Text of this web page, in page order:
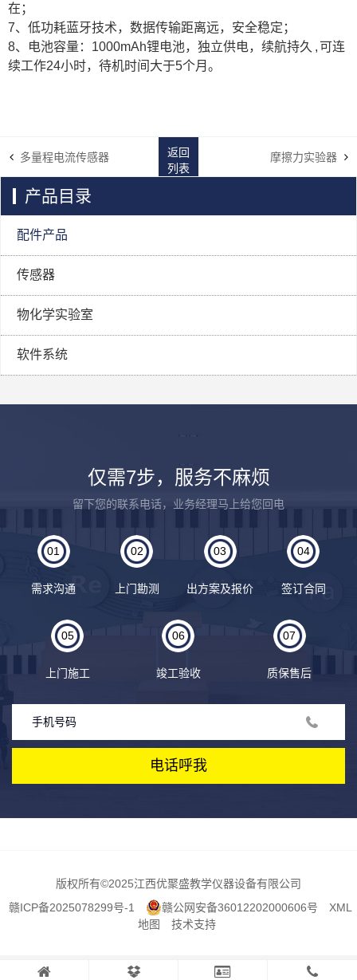
在；
7、低功耗蓝牙技术，数据传输距离远，安全稳定；
8、电池容量：1000mAh锂电池，独立供电，续航持久 , 可连
续工作24小时，待机时间大于5个月。
多量程电流传感器
返回
列表
摩擦力实验器
产品目录
配件产品
传感器
物化学实验室
软件系统
仅需7步，服务不麻烦
留下您的联系电话，业务经理马上给您回电
01
需求沟通
02
上门勘测
03
出方案及报价
04
签订合同
05
上门施工
06
竣工验收
07
质保售后
电话呼我
版权所有©2025江西优聚盛教学仪器设备有限公司
赣ICP备2025078299号-1
赣公网安备36012202000606号
XML
地图
技术支持